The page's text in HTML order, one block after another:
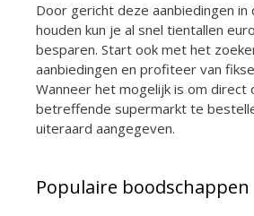
Door gericht deze aanbiedingen in
houden kun je al snel tientallen
besparen. Start ook met het
aanbiedingen en profiteer van
Wanneer het mogelijk is om direct
betreffende supermarkt te
uiteraard aangegeven.
Populaire boodschappen